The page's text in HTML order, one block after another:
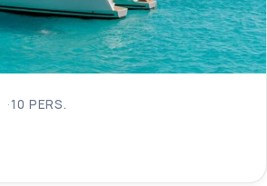
10 PERS.